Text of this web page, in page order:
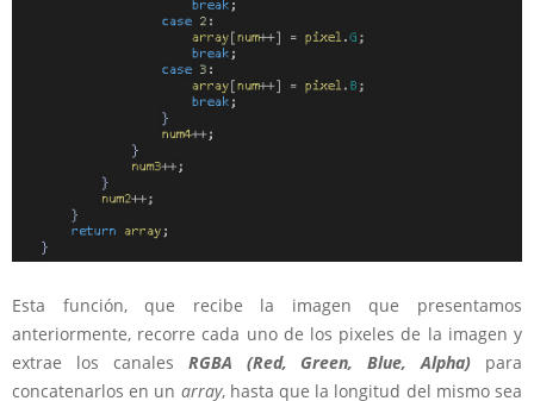
Esta función, que recibe la imagen que presentamos
anteriormente, recorre cada uno de los pixeles de la imagen y
extrae los canales RGBA (Red, Green, Blue, Alpha) para
concatenarlos en un array, hasta que la longitud del mismo sea